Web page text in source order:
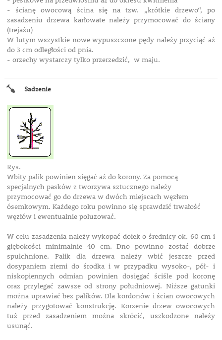
- ścianę owocową ścina się na tzw. „krótkie drzewo“, po
zasadzeniu drzewa karłowate należy przymocować do ściany
(trejażu)
W lutym wszystkie nowe wypuszczone pędy należy przyciąć aż
do 3 cm odległości od pnia.
- orzechy wystarczy tylko przerzedzić, w maju.
Sadzenie
Rys.
Wbity palik powinien sięgać aż do korony. Za pomocą
specjalnych pasków z tworzywa sztucznego należy
przymocować go do drzewa w dwóch miejscach węzłem
ósemkowym. Każdego roku powinno się sprawdzić trwałość
węzłów i ewentualnie poluzować.
W celu zasadzenia należy wykopać dołek o średnicy ok. 60 cm i
głębokości minimalnie 40 cm. Dno powinno zostać dobrze
spulchnione. Palik dla drzewa należy wbić jeszcze przed
dosypaniem ziemi do środka i w przypadku wysoko-, pół- i
niskopiennych odmian powinien dosięgać ściśle pod koronę
oraz przylegać zawsze od strony południowej. Niższe gatunki
można uprawiać bez palików. Dla kordonów i ścian owocowych
należy przygotować konstrukcję. Korzenie drzew owocowych
tuż przed zasadzeniem można skrócić, uszkodzone należy
usunąć.